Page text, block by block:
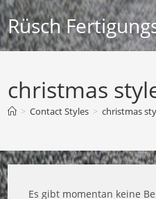
Zum
Inhalt
springen
Rüsch
christmas
> Contact Styles > christmas
Es gibt momentan keine